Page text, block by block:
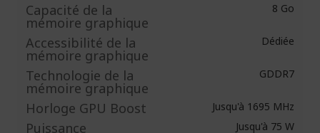
Capacité de la
mémoire graphique
8 Go
Accessibilité de la
mémoire graphique
Dédiée
Technologie de la
mémoire graphique
GDDR7
Horloge GPU Boost Jusqu'à 1695 MHz
Puissance Jusqu'à 75 W